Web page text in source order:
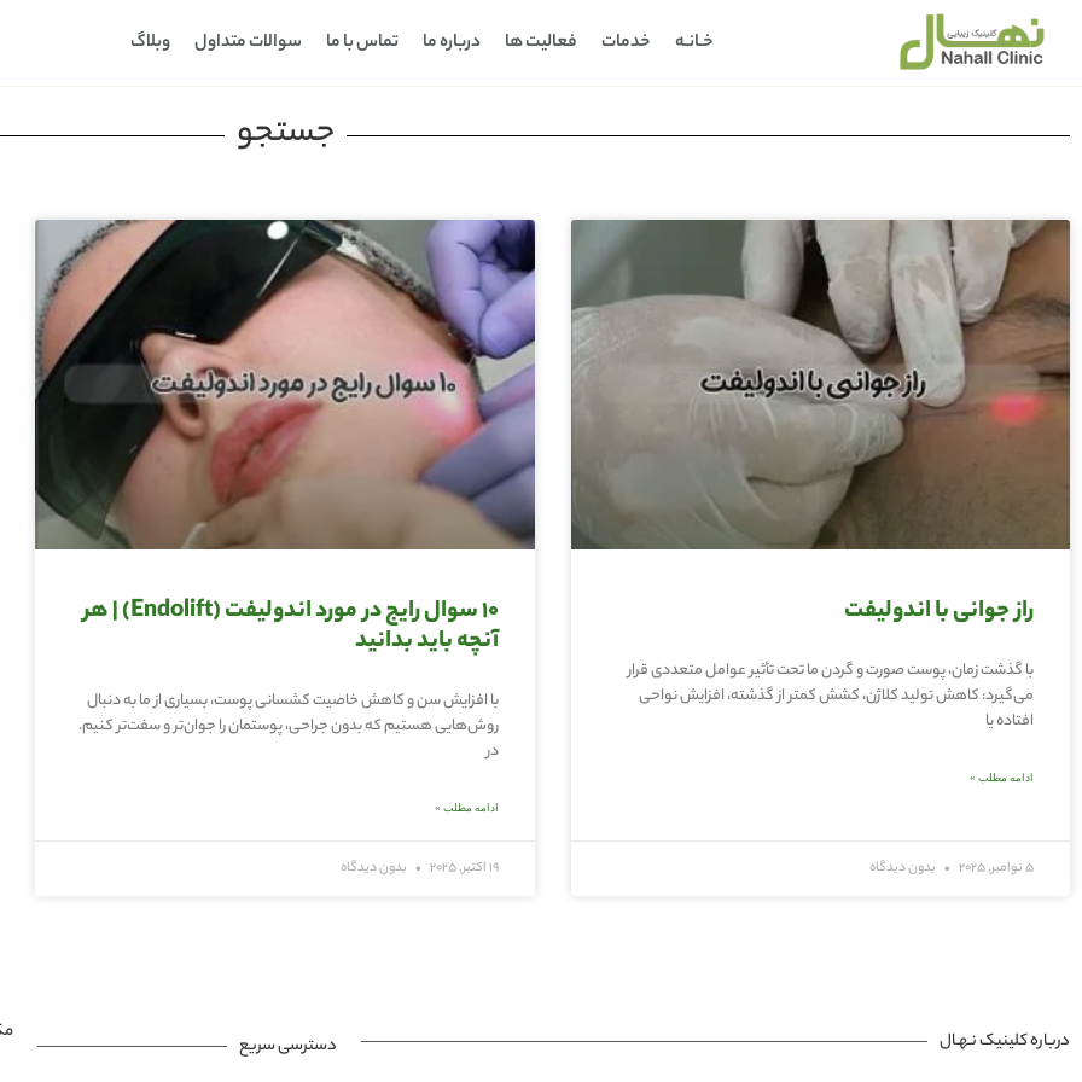
خـانـه خدمات فعالیت ها درباره ما تماس با ما سوالات متداول وبلاگ
جستجو
راز جوانی با اندولیفت
با گذشت زمان، پوست صورت و گردن ما تحت تأثیر عوامل متعددی قرار
می‌گیرد: کاهش تولید کلاژن، کشش کمتر از گذشته، افزایش نواحی
افتاده یا
ادامه مطلب »
5 نوامبر, 2025 بدون دیدگاه
10 سوال رایج در مورد اندولیفت (Endolift) | هر
آنچه باید بدانید
با افزایش سن و کاهش خاصیت کشسانی پوست، بسیاری از ما به دنبال
روش‌هایی هستیم که بدون جراحی، پوستمان را جوان‌تر و سفت‌تر کنیم.
در
ادامه مطلب »
19 اکتبر, 2025 بدون دیدگاه
درباره کلینیک نـهـال دسترسی سریع